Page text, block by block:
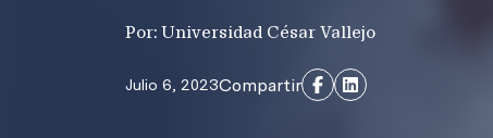
Por: Universidad César Vallejo
Julio 6, 2023Compartir